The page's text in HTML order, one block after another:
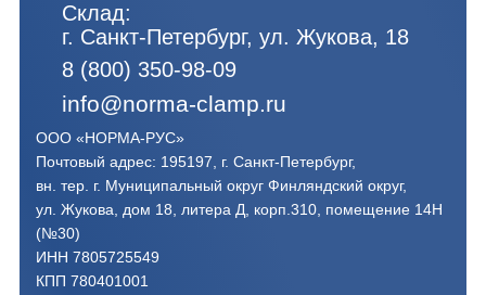
Склад:
г. Санкт-Петербург, ул. Жукова, 18
8 (800) 350-98-09
info@norma-clamp.ru
ООО «НОРМА-РУС»
Почтовый адрес: 195197, г. Санкт-Петербург,
вн. тер. г. Муниципальный округ Финляндский округ,
ул. Жукова, дом 18, литера Д, корп.310, помещение 14Н
(№30)
ИНН 7805725549
КПП 780401001